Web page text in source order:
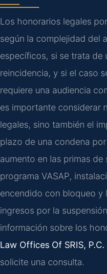
Los honorarios legales
según la complejidad del
específicos, si se trata de
reincidencia, y si el caso
requiere una audiencia
es importante considerar
legales, sino también el
plazo de una condena
aumento en las primas
programa VASAP,
encendido con bloqueo y
ingresos por la
información sobre los
Law Offices Of SRIS, P.C.
solicite una consulta.